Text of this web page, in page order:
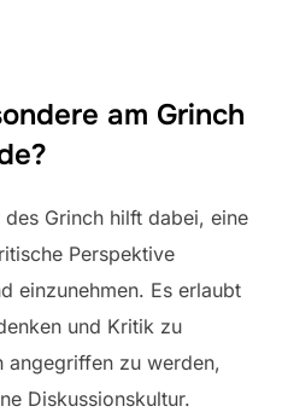
am Grinch
Grinch hilft dabei, eine
Perspektive
einzunehmen. Es erlaubt
und Kritik zu
angegriffen zu werden,
Diskussionskultur.